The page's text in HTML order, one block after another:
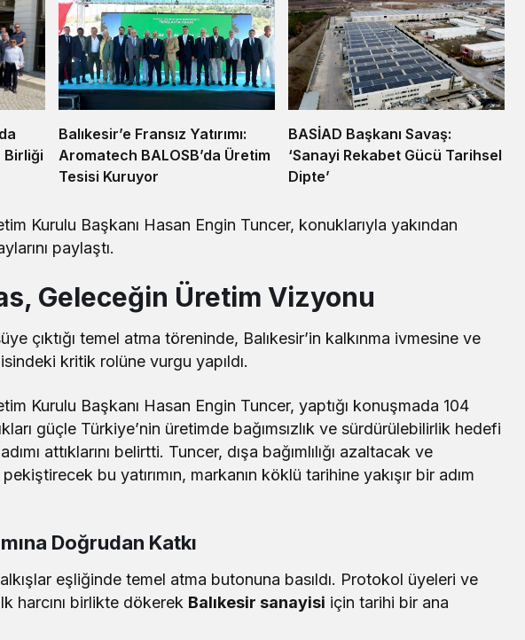
Birliği
Balıkesir’e Fransız Yatırımı:
Aromatech BALOSB’da Üretim
Tesisi Kuruyor
BASİAD Başkanı Savaş:
‘Sanayi Rekabet Gücü Tarihsel
Dipte’
Kurulu Başkanı Hasan Engin Tuncer, konuklarıyla yakından
paylaştı.
Geleceğin Üretim Vizyonu
çıktığı temel atma töreninde, Balıkesir’in kalkınma ivmesine ve
kritik rolüne vurgu yapıldı.
Kurulu Başkanı Hasan Engin Tuncer, yaptığı konuşmada 104
güçle Türkiye’nin üretimde bağımsızlık ve sürdürülebilirlik hedefi
attıklarını belirtti. Tuncer, dışa bağımlılığı azaltacak ve
pekiştirecek bu yatırımın, markanın köklü tarihine yakışır bir adım
Doğrudan Katkı
alkışlar eşliğinde temel atma butonuna basıldı. Protokol üyeleri ve
harcını birlikte dökerek Balıkesir sanayisi için tarihi bir ana